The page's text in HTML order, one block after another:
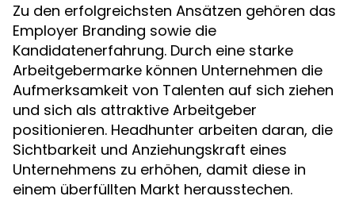
Zu den erfolgreichsten Ansätzen gehören das
Employer Branding sowie die
Kandidatenerfahrung. Durch eine starke
Arbeitgebermarke können Unternehmen die
Aufmerksamkeit von Talenten auf sich ziehen
und sich als attraktive Arbeitgeber
positionieren. Headhunter arbeiten daran, die
Sichtbarkeit und Anziehungskraft eines
Unternehmens zu erhöhen, damit diese in
einem überfüllten Markt herausstechen.